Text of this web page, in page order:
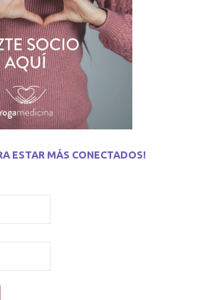
ESTAR MÁS CONECTADOS!